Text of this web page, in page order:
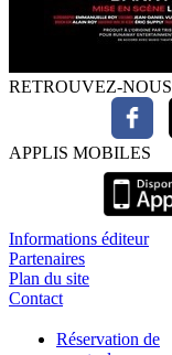
RETROUVEZ-NOUS
APPLIS MOBILES
Informations éditeur
Partenaires
Plan du site
Contact
Réservation de